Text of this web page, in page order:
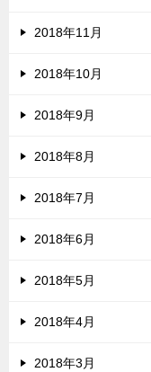
2018年11月
2018年10月
2018年9月
2018年8月
2018年7月
2018年6月
2018年5月
2018年4月
2018年3月